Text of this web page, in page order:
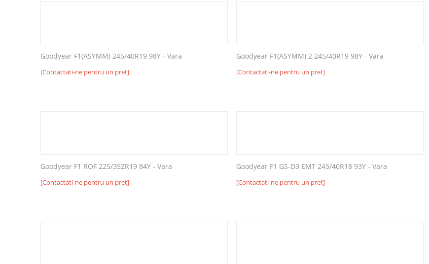
Goodyear F1(ASYMM) 245/40R19 98Y - Vara
[Contactati-ne pentru un pret]
Goodyear F1(ASYMM) 2 245/40R19 98Y - Vara
[Contactati-ne pentru un pret]
Goodyear F1 ROF 225/35ZR19 84Y - Vara
[Contactati-ne pentru un pret]
Goodyear F1 GS-D3 EMT 245/40R18 93Y - Vara
[Contactati-ne pentru un pret]